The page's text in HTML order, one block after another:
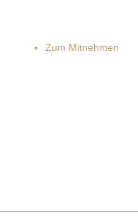
Zum Mitnehmen